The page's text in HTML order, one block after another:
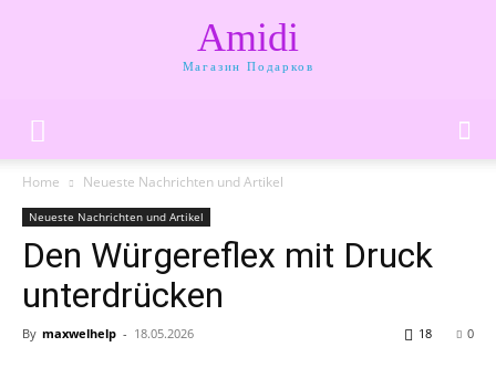
Amidi
Магазин Подарков
Home Neueste Nachrichten und Artikel
Neueste Nachrichten und Artikel
Den Würgereflex mit Druck
unterdrücken
By maxwelhelp - 18.05.2026 0
18